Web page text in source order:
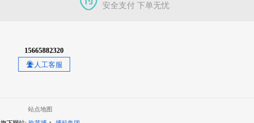
安全支付 下单无忧
15665882320
人工客服
站点地图